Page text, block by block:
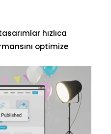
hızlıca
optimize